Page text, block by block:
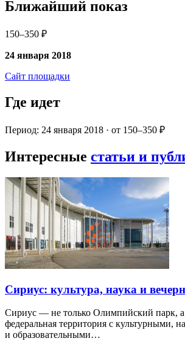
Ближайший показ
150–350 ₽
24 января 2018
Сайт площадки
Где идет
Период: 24 января 2018 · от 150–350 ₽
Интересные статьи и
Сириус: культура, наука и
Сириус — не только Олимпийский парк, а
федеральная территория с культурными,
и образовательными…